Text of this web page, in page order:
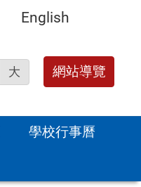
English
大 網站導覽
學校行事曆